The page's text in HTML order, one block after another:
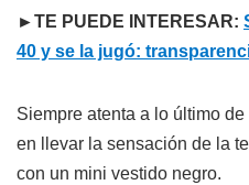
►TE PUEDE INTERESAR:
40 y se la jugó:
Siempre atenta a lo último
en llevar la sensación de la
con un mini vestido negro.